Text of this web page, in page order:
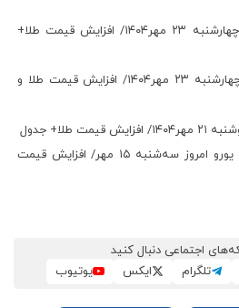
قیمت طلا ۱۸ عیار امروز چهارشنبه ۲۳ مهر۱۴۰۴/ افزایش قیمت طلا+
قیمت طلا و سکه امروز چهارشنبه ۲۳ مهر۱۴۰۴/ افزایش قیمت طلا و
نرخ ارز، دلار، سکه، طلا و یورو امروز سه‌شنبه ۱۵ مهر/ افزایش قیمت
اجتماعی دنبال کنید
تلگرام ایکس یوتیوب